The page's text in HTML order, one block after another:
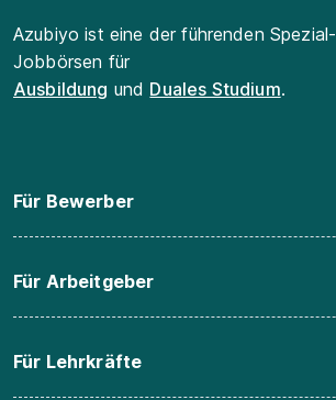
Azubiyo ist eine der führenden Spezial-
Jobbörsen für
Ausbildung und Duales Studium.
Für Bewerber
Für Arbeitgeber
Für Lehrkräfte